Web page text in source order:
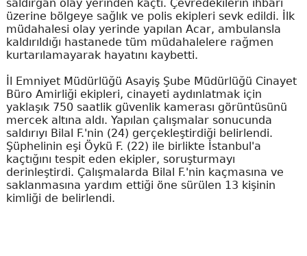
saldırgan olay yerinden kaçtı. Çevredekilerin ihbarı
üzerine bölgeye sağlık ve polis ekipleri sevk edildi. İlk
müdahalesi olay yerinde yapılan Acar, ambulansla
kaldırıldığı hastanede tüm müdahalelere rağmen
kurtarılamayarak hayatını kaybetti.
İl Emniyet Müdürlüğü Asayiş Şube Müdürlüğü Cinayet
Büro Amirliği ekipleri, cinayeti aydınlatmak için
yaklaşık 750 saatlik güvenlik kamerası görüntüsünü
mercek altına aldı. Yapılan çalışmalar sonucunda
saldırıyı Bilal F.'nin (24) gerçekleştirdiği belirlendi.
Şüphelinin eşi Öykü F. (22) ile birlikte İstanbul'a
kaçtığını tespit eden ekipler, soruşturmayı
derinleştirdi. Çalışmalarda Bilal F.'nin kaçmasına ve
saklanmasına yardım ettiği öne sürülen 13 kişinin
kimliği de belirlendi.